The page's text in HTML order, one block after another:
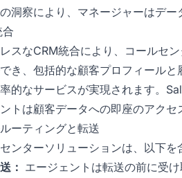
洞察により、マネージャーはデ
合
スなCRM統合により、コールセ
き、包括的な顧客プロフィール
的なサービスが実現されます。
トは顧客データへの即座のアクセ
ーティングと転送
ンターソリューションは、以下
： エージェントは転送の前に受